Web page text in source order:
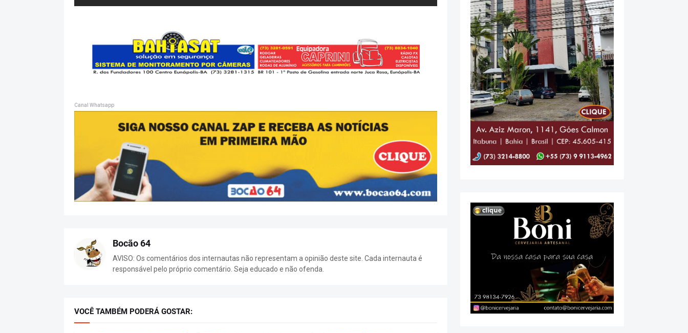
Canal Whatsapp
Bocão 64
AVISO: Os comentários dos internautas não representam a opinião deste site. Cada internauta é
responsável pelo próprio comentário. Seja educado e não ofenda.
VOCÊ TAMBÉM PODERÁ GOSTAR: